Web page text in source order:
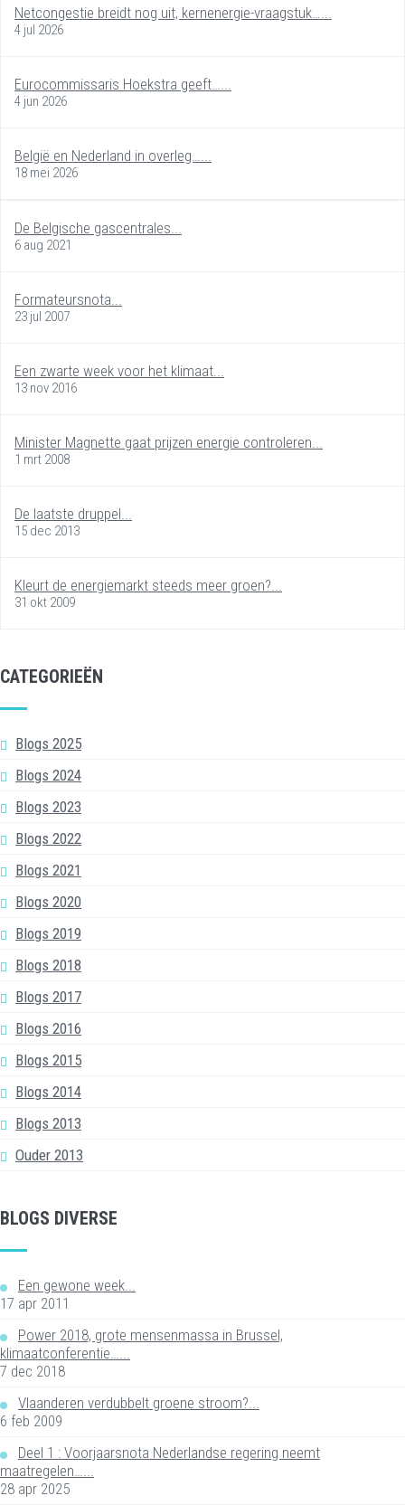
Netcongestie breidt nog uit, kernenergie-vraagstuk…...
4 jul 2026
Eurocommissaris Hoekstra geeft…...
4 jun 2026
België en Nederland in overleg…...
18 mei 2026
De Belgische gascentrales...
6 aug 2021
Formateursnota...
23 jul 2007
Een zwarte week voor het klimaat...
13 nov 2016
Minister Magnette gaat prijzen energie controleren...
1 mrt 2008
De laatste druppel...
15 dec 2013
Kleurt de energiemarkt steeds meer groen?...
31 okt 2009
CATEGORIEËN
Blogs 2025
Blogs 2024
Blogs 2023
Blogs 2022
Blogs 2021
Blogs 2020
Blogs 2019
Blogs 2018
Blogs 2017
Blogs 2016
Blogs 2015
Blogs 2014
Blogs 2013
Ouder 2013
BLOGS DIVERSE
Een gewone week...
17 apr 2011
Power 2018, grote mensenmassa in Brussel,
klimaatconferentie…...
7 dec 2018
Vlaanderen verdubbelt groene stroom?...
6 feb 2009
Deel 1 : Voorjaarsnota Nederlandse regering neemt
maatregelen…...
28 apr 2025